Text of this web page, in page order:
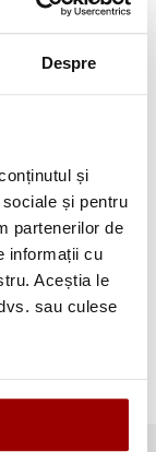
Despre
și
și pentru
partenerilor de
informații cu
Aceștia le
sau culese